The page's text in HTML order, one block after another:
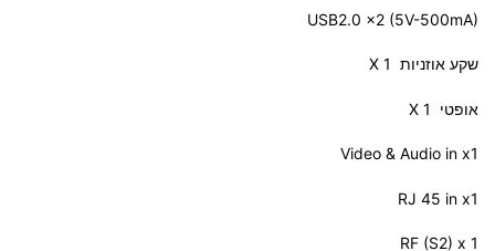
USB2.0 x2 (5V-500mA)
שקע אוזניות X 1
אופטי X 1
Video & Audio in x1
RJ 45 in x1
RF (S2) x 1